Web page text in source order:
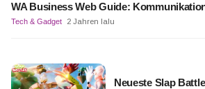
WA Business Web Guide:
Tech & Gadget 2 Jahren lalu
Neueste Slap